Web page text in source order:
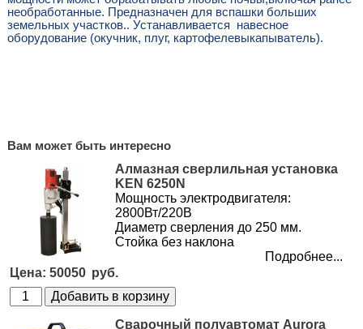
необработанные. Предназначен для вспашки больших
земельных участков.. Устанавливается навесное
оборудование (окучник, плуг, картофелевыкапыватель).
Вам может быть интересно
Алмазная сверлильная установка
KEN 6250N
Мощность электродвигателя:
2800Вт/220В
Диаметр сверления до 250 мм.
Стойка без наклона
Подробнее...
50050
Сварочный полуавтомат Aurora